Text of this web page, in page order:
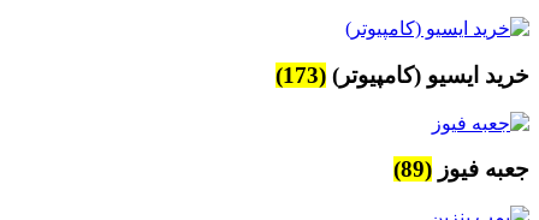
خرید ایسیو (کامپیوتر) (173)
جعبه فیوز (89)